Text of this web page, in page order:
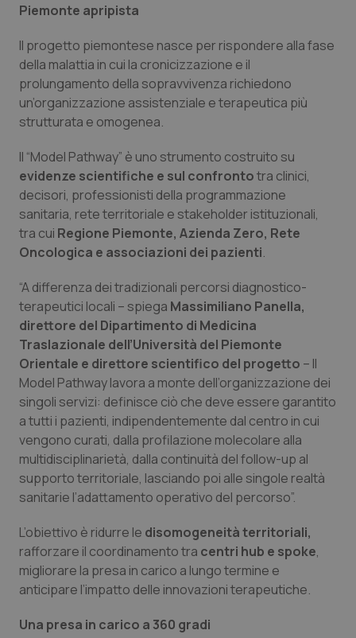
Oncologia & Nutrizione
Psoriasi & pelle
Quotidiano Cardiologia
Quotidiano Chirurgia
Quotidiano Oncologia
Quotidiano Pediatria
Rene & patologie urogenitali
Salute orale & impianti
Sangue & coagulazione
Tiroide
Tumore al seno
Tumore ovarico
Tumori del Polmone & Testa Collo
Tumori gastrointestinali
Ulcera & Reflusso
Vaccini
Piemonte apripista
Il progetto piemontese nasce per rispondere alla fase
della malattia in cui la cronicizzazione e il
prolungamento della sopravvivenza richiedono
un’organizzazione assistenziale e terapeutica più
strutturata e omogenea.
Il “Model Pathway” è uno strumento costruito su
evidenze scientifiche e sul confrontotra clinici,
decisori, professionisti della programmazione
sanitaria, rete territoriale e stakeholder istituzionali,
tra cui Regione Piemonte, Azienda Zero, Rete
Oncologica e associazioni dei pazienti.
“A differenza dei tradizionali percorsi diagnostico-
terapeutici locali – spiega Massimiliano Panella,
direttore del Dipartimento di Medicina
Traslazionale dell’Università del Piemonte
Orientale e direttore scientifico del progetto – Il
Model Pathway lavora a monte dell’organizzazione dei
singoli servizi: definisce ciò che deve essere garantito
a tutti i pazienti, indipendentemente dal centro in cui
vengono curati, dalla profilazione molecolare alla
multidisciplinarietà, dalla continuità del follow-up al
supporto territoriale, lasciando poi alle singole realtà
sanitarie l’adattamento operativo del percorso”.
L’obiettivo è ridurre le disomogeneità territoriali,
rafforzare il coordinamento tra centri hub e spoke,
migliorare la presa in carico a lungo termine e
anticipare l’impatto delle innovazioni terapeutiche.
Una presa in carico a 360 gradi